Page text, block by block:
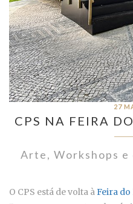
27
CPS NA FEIRA
Arte, Workshops e
O CPS está de volta àFeira